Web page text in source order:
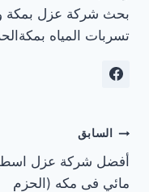
بحث شركة عزل
تسربات المياه
تصفّح
المقالات
السابق
أفضل شركة عزل
مائي فى مكه (الحزم